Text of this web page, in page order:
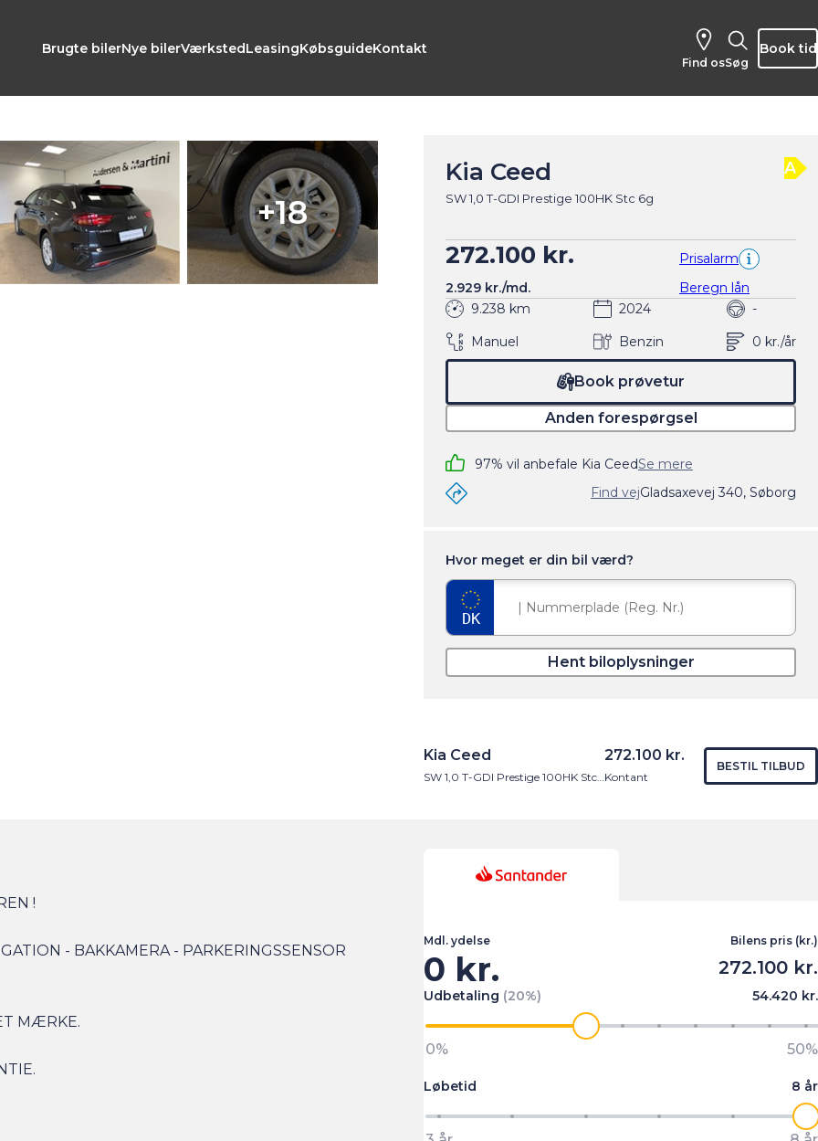
Brugte bilerNye bilerVærkstedLeasingKøbsguideKontakt
Find os Søg
Book tid
+18
Kia Ceed
SW 1,0 T-GDI Prestige 100HK Stc 6g
A
272.100 kr.
Prisalarm
2.929 kr./md.
Beregn lån
9.238 km
2024
-
0 kr./år
Benzin
Manuel
Book prøvetur
Anden forespørgsel
97% vil anbefale Kia CeedSe mere
Gladsaxevej 340, Søborg
Find vej
Hvor meget er din bil værd?
Hent biloplysninger
Kia Ceed
SW 1,0 T-GDI Prestige 100HK Stc 6g
272.100 kr.
Kontant
BESTIL TILBUD
!
- BAKKAMERA - PARKERINGSSENSOR
MÆRKE.